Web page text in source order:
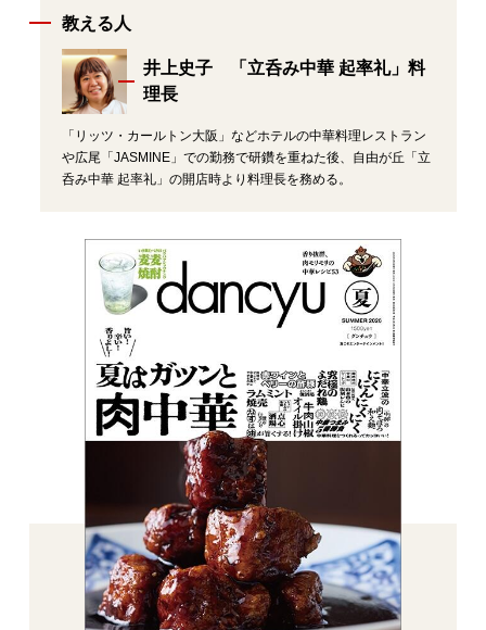
教える人
井上史子 「立呑み中華 起率礼」料
理長
「リッツ・カールトン大阪」などホテルの中華料理レストラン
や広尾「JASMINE」での勤務で研鑽を重ねた後、自由が丘「立
呑み中華 起率礼」の開店時より料理長を務める。